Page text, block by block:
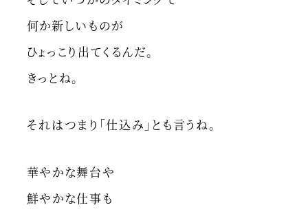
何か新しいものが
ひょっこり出てくるんだ。
きっとね。
それはつまり「仕込み」とも言うね。
華やかな舞台や
鮮やかな仕事も